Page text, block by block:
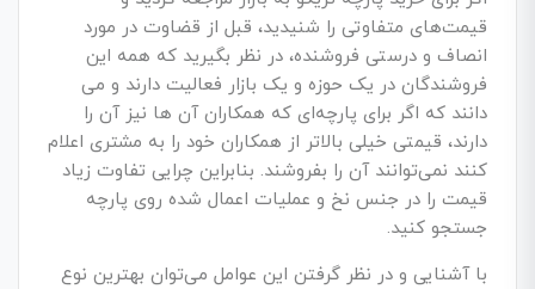
قیمت‌های متفاوتی را شنیدید، قبل از قضاوت در مورد
انصاف و درستی فروشنده، در نظر بگیرید که همه این
فروشندگان در یک حوزه و یک بازار فعالیت دارند و می
دانند که اگر برای پارچه‌ای که همکاران آن ها نیز آن را
دارند، قیمتی خیلی بالاتر از همکاران خود را به مشتری اعلام
کنند نمی‌توانند آن را بفروشند. بنابراین چرایی تفاوت زیاد
قیمت را در جنس نخ و عملیات اعمال شده روی پارچه
جستجو کنید.
با آشنایی و در نظر گرفتن این عوامل می‌توان بهترین نوع